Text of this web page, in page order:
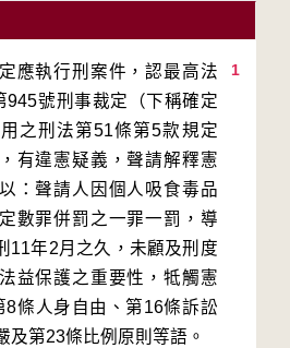
1
應執行刑案件，認最高法
945號刑事裁定（下稱確定
之刑法第51條第5款規定
有違憲疑義，聲請解釋憲
：聲請人因個人吸食毒品
數罪併罰之一罪一罰，導
11年2月之久，未顧及刑度
益保護之重要性，牴觸憲
條人身自由、第16條訴訟